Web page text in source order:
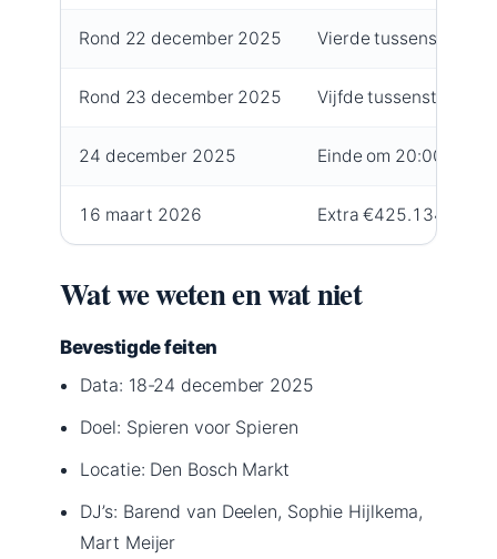
Rond 22 december 2025 Vierde tussenstand:
Rond 23 december 2025 Vijfde tussenstand:
24 december 2025 Einde om 20:00 uur,
16 maart 2026 Extra €425.134
Wat we weten en wat niet
Bevestigde feiten
Data: 18-24 december 2025
Doel: Spieren voor Spieren
Locatie: Den Bosch Markt
DJ’s: Barend van Deelen, Sophie Hijlkema,
Mart Meijer